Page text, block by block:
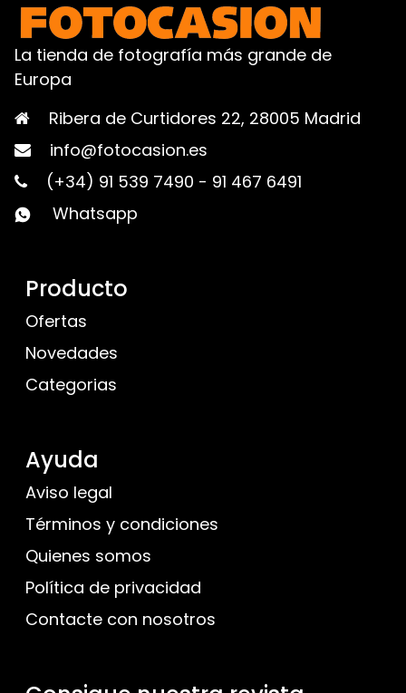
La tienda de fotografía más grande de
Europa
Ribera de Curtidores 22, 28005 Madrid
info@fotocasion.es
(+34) 91 539 7490 - 91 467 6491
Whatsapp
Producto
Ofertas
Novedades
Categorias
Ayuda
Aviso legal
Términos y condiciones
Quienes somos
Política de privacidad
Contacte con nosotros